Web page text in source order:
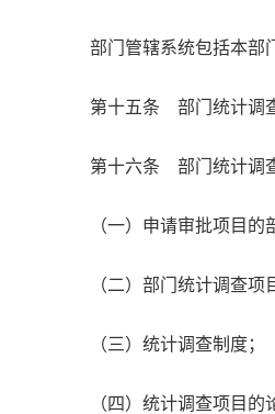
部门管辖系统包括本部
第十五条 部门统计调
第十六条 部门统计调
（一）申请审批项目
（二）部门统计调查
（三）统计调查制度；
（四）统计调查项目